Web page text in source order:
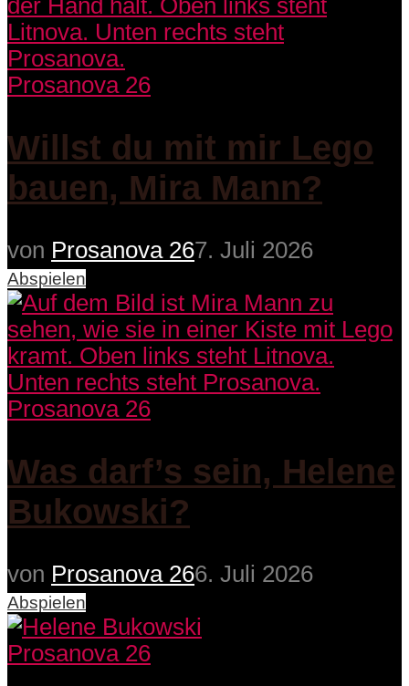
Prosanova 26
Willst du mit mir Lego
bauen, Mira Mann?
von Prosanova 267. Juli 2026
Abspielen
Prosanova 26
Was darf’s sein, Helene
Bukowski?
von Prosanova 266. Juli 2026
Abspielen
Prosanova 26